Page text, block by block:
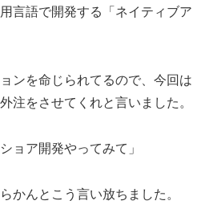
言語で開発する「ネイティブア
ンを命じられてるので、今回は
注をさせてくれと言いました。
ョア開発やってみて」
かんとこう言い放ちました。